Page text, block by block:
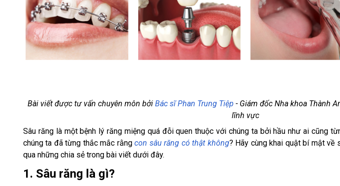
Bài viết được tư vấn chuyên môn bởi Bác sĩ Phan Trung Tiệp - Giám đốc Nha khoa Thành
lĩnh vực
Sâu răng là một bệnh lý răng miệng quá đỗi quen thuộc với chúng ta bởi hầu như ai cũng
chúng ta đã từng thắc mắc rằngcon sâu răng có thật không? Hãy cùng khai quật bí mật về
qua những chia sẻ trong bài viết dưới đây.
1. Sâu răng là gì?